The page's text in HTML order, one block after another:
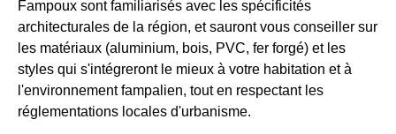
Fampoux sont familiarisés avec les spécificités
architecturales de la région, et sauront vous conseiller sur
les matériaux (aluminium, bois, PVC, fer forgé) et les
styles qui s'intégreront le mieux à votre habitation et à
l'environnement fampalien, tout en respectant les
réglementations locales d'urbanisme.